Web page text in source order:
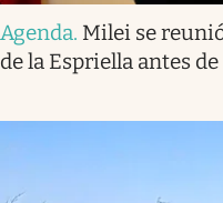
Agenda. Milei se
de la Espriella antes